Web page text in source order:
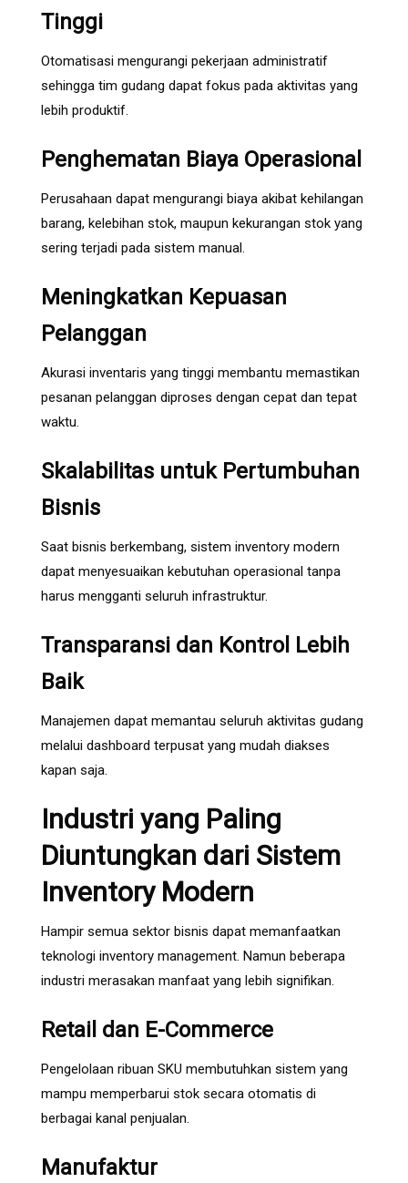
Tinggi
Otomatisasi mengurangi pekerjaan administratif
sehingga tim gudang dapat fokus pada aktivitas yang
lebih produktif.
Penghematan Biaya Operasional
Perusahaan dapat mengurangi biaya akibat kehilangan
barang, kelebihan stok, maupun kekurangan stok yang
sering terjadi pada sistem manual.
Meningkatkan Kepuasan
Pelanggan
Akurasi inventaris yang tinggi membantu memastikan
pesanan pelanggan diproses dengan cepat dan tepat
waktu.
Skalabilitas untuk Pertumbuhan
Bisnis
Saat bisnis berkembang, sistem inventory modern
dapat menyesuaikan kebutuhan operasional tanpa
harus mengganti seluruh infrastruktur.
Transparansi dan Kontrol Lebih
Baik
Manajemen dapat memantau seluruh aktivitas gudang
melalui dashboard terpusat yang mudah diakses
kapan saja.
Industri yang Paling
Diuntungkan dari Sistem
Inventory Modern
Hampir semua sektor bisnis dapat memanfaatkan
teknologi inventory management. Namun beberapa
industri merasakan manfaat yang lebih signifikan.
Retail dan E-Commerce
Pengelolaan ribuan SKU membutuhkan sistem yang
mampu memperbarui stok secara otomatis di
berbagai kanal penjualan.
Manufaktur